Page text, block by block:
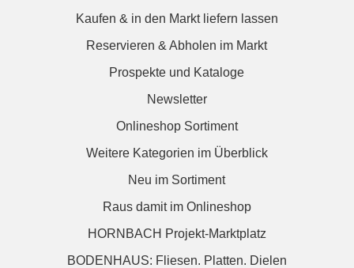
Kaufen & in den Markt liefern lassen
Reservieren & Abholen im Markt
Prospekte und Kataloge
Newsletter
Onlineshop Sortiment
Weitere Kategorien im Überblick
Neu im Sortiment
Raus damit im Onlineshop
HORNBACH Projekt-Marktplatz
BODENHAUS: Fliesen. Platten. Dielen